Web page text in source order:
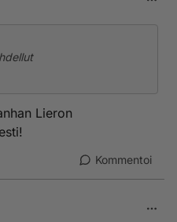
Lieron
Kommentoi